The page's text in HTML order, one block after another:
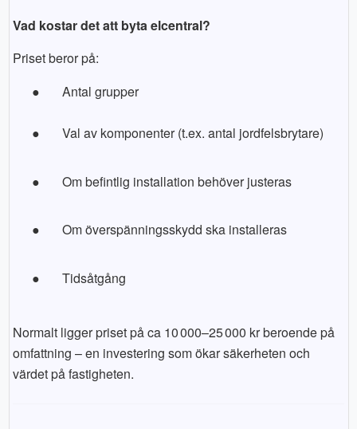
Vad kostar det att byta elcentral?
Priset beror på:
●
Antal grupper
● Val av komponenter (t.ex. antal jordfelsbrytare)
● Om befintlig installation behöver justeras
● Om överspänningsskydd ska installeras
● Tidsåtgång
Normalt ligger priset på ca 10 000–25 000 kr beroende på
omfattning – en investering som ökar säkerheten och
värdet på fastigheten.